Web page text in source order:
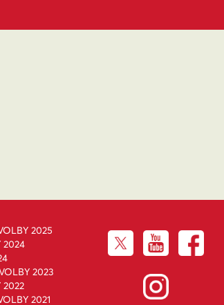
2025
2024
2023
2022
2021